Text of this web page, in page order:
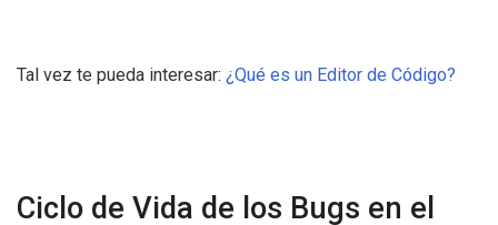
Tal vez te pueda interesar: ¿Qué es un Editor de Código?
Ciclo de Vida de los Bugs en el